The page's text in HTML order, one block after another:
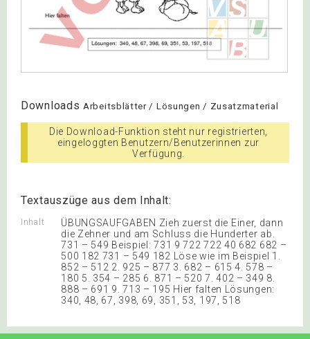
Downloads Arbeitsblätter / Lösungen / Zusatzmaterial
Die Download-Funktion steht nur registrierten,
eingeloggten Benutzern/Benutzerinnen zur
Verfügung.
Textauszüge aus dem Inhalt:
Inhalt
ÜBUNGSAUFGABEN Zieh zuerst die Einer, dann
die Zehner und am Schluss die Hunderter ab.
731 – 549 Beispiel: 731 9 722 722 40 682 682 –
500 182 731 – 549 182 Löse wie im Beispiel 1.
852 – 512 2. 925 – 877 3. 682 – 615 4. 578 –
180 5. 354 – 285 6. 871 – 520 7. 402 – 349 8.
888 – 691 9. 713 – 195 Hier falten Lösungen:
340, 48, 67, 398, 69, 351, 53, 197, 518